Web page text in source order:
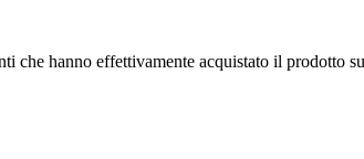
hanno effettivamente acquistato il prodotto